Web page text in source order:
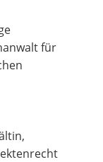
für